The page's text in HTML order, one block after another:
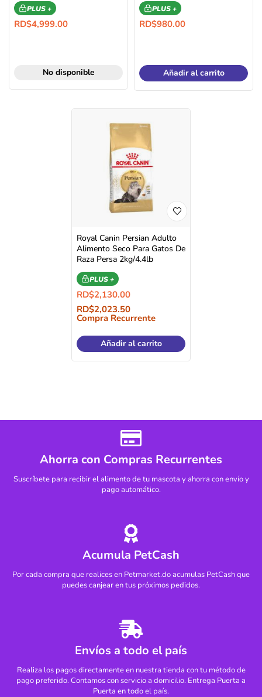
PLUS +
RD$4,999.00
No disponible
PLUS +
RD$980.00
Añadir al carrito
Royal Canin Persian Adulto
Alimento Seco Para Gatos De
Raza Persa 2kg/4.4lb
PLUS +
RD$2,130.00
RD$2,023.50
Compra Recurrente
Añadir al carrito
Ahorra con Compras Recurrentes
Suscríbete para recibir el alimento de tu mascota y ahorra con envío y
pago automático.
Acumula PetCash
Por cada compra que realices en Petmarket.do acumulas PetCash que
puedes canjear en tus próximos pedidos.
Envíos a todo el país
Realiza los pagos directamente en nuestra tienda con tu método de
pago preferido. Contamos con servicio a domicilio. Entrega Puerta a
Puerta en todo el país.